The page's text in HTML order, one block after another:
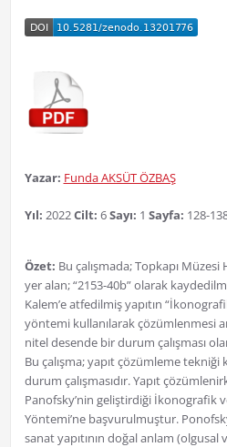
Yazar: Funda AKSÜT ÖZBAŞ
Yıl: 2022Cilt: 6Sayı: 1 Sayfa: 128-
Özet: Bu çalışmada; Topkapı
yer alan; “2153-40b” olarak
Kalem’e atfedilmiş yapıtın
yöntemi kullanılarak çözümlenmesi
nitel desende bir durum çalışması
Bu çalışma; yapıt çözümleme tekniği
durum çalışmasıdır. Yapıt
Panofsky’nin geliştirdiği İkonografik
Yöntemi’ne başvurulmuştur.
sanat yapıtının doğal anlam (olgusal